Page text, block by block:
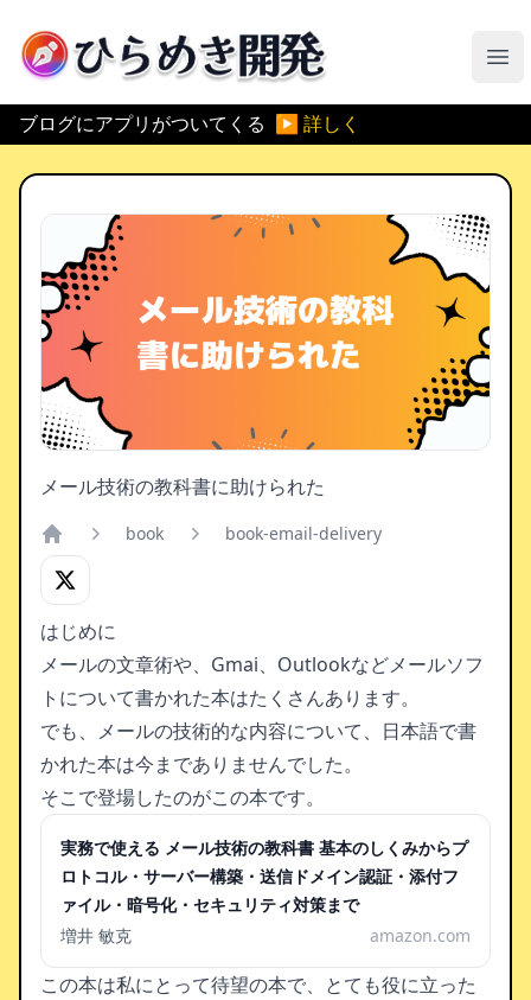
ひらめき開発
メ
ブログにアプリがついてくる ▶ 詳しく
メール技術の教科書に助けられた
Home
book book-email-delivery
はじめに
メールの文章術や、Gmai、Outlookなどメールソフ
トについて書かれた本はたくさんあります。
でも、メールの技術的な内容について、日本語で書
かれた本は今までありませんでした。
そこで登場したのがこの本です。
実務で使える メール技術の教科書 基本のしくみからプ
ロトコル・サーバー構築・送信ドメイン認証・添付フ
ァイル・暗号化・セキュリティ対策まで
増井 敏克
amazon.com
この本は私にとって待望の本で、とても役に立った